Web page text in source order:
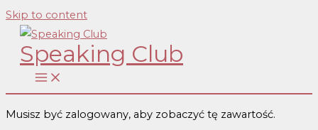
Skip to content
Speaking Club
Musisz być zalogowany, aby zobaczyć tę zawartość.